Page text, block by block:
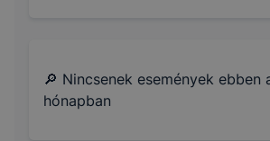
🔎 Nincsenek események ebben
hónapban